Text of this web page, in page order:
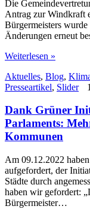
Die
Antrag zur Windkraft
Bürgermeisters
Änderungen erneut
Weiterlesen »
Aktuelles, Blog,
Presseartikel, Slider
Dank Grüner
Parlaments:
Kommunen
Am 09.12.2022
aufgefordert, der
Städte durch
haben wir gefordert:
Bürgermeister…